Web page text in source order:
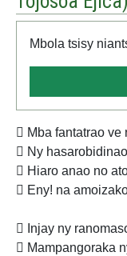
Mbola tsisy
 Mba fantatrao ve
 Ny
 Hiaro anao no
 Eny! na
 Injay ny
 Mampangoraka